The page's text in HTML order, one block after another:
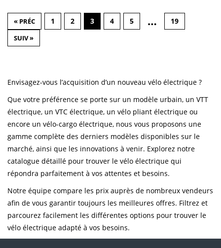
« PRÉC 1 2 3 4 5 … 19
SUIV »
Envisagez-vous l’acquisition d’un nouveau vélo électrique ?
Que votre préférence se porte sur un modèle urbain, un VTT
électrique, un VTC électrique, un vélo pliant électrique ou
encore un vélo-cargo électrique, nous vous proposons une
gamme complète des derniers modèles disponibles sur le
marché, ainsi que les innovations à venir. Explorez notre
catalogue détaillé pour trouver le vélo électrique qui
répondra parfaitement à vos attentes et besoins.
Notre équipe compare les prix auprès de nombreux vendeurs
afin de vous garantir toujours les meilleures offres. Filtrez et
parcourez facilement les différentes options pour trouver le
vélo électrique adapté à vos besoins.